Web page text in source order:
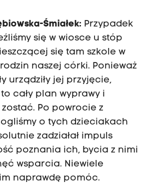
Śmiałek: Przypadek
się w wiosce u stóp
się tam szkole w
naszej córki. Ponieważ
urządziły jej przyjęcie,
cały plan wyprawy i
Po powrocie z
o tych dzieciakach
zadziałał impuls
poznania ich, bycia z nimi
wsparcia. Niewiele
naprawdę pomóc.